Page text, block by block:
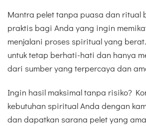
Mantra pelet tanpa puasa dan ritual
praktis bagi Anda yang ingin
menjalani proses spiritual yang
untuk tetap berhati-hati dan hanya
dari sumber yang terpercaya dan
Ingin hasil maksimal tanpa risiko?
kebutuhan spiritual Anda dengan
dan dapatkan sarana pelet yang